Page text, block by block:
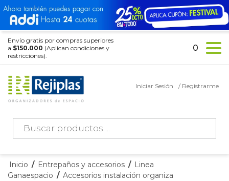
Envío gratis por compras superiores
a $150.000 (Aplican condiciones y
restricciones).
Búsqueda
productos
Iniciar Sesión / Registrarme
0
Inicio / Entrepaños y accesorios / Linea
Ganaespacio / Accesorios instalación organiza